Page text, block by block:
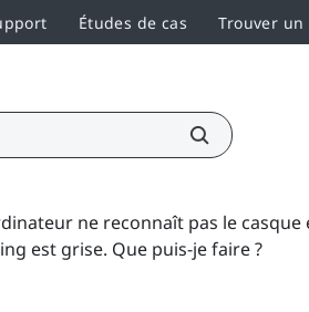
Études de cas Trouver
ne reconnaît pas le casque
est grise. Que puis-je faire ?